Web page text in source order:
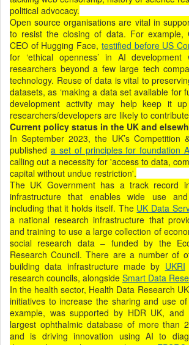
political advocacy.
Open source organisations are vital in
to resist the closing of data. For example,
CEO of Hugging Face, testified before US
for ‘ethical openness’ in AI development
researchers beyond a few large tech
technology. Reuse of data is vital to
datasets, as ‘making a data set available for
development activity may help keep it
researchers/developers are likely to
Current policy status in the UK and
In September 2023, the UK’s Competition
published a set of principles for foundation
calling out a necessity for 'access to data,
capital without undue restriction'.
The UK Government has a track record
infrastructure that enables wide use
including that it holds itself. The UK Data
a national research infrastructure that
and training to use a large collection of
social research data – funded by the
Research Council. There are a number of
building data infrastructure made by UKRI
research councils, alongside Smart Data
In the health sector, Health Data Research
initiatives to increase the sharing and use
example, was supported by HDR UK, and
largest ophthalmic database of more than
and is driving innovation using AI to